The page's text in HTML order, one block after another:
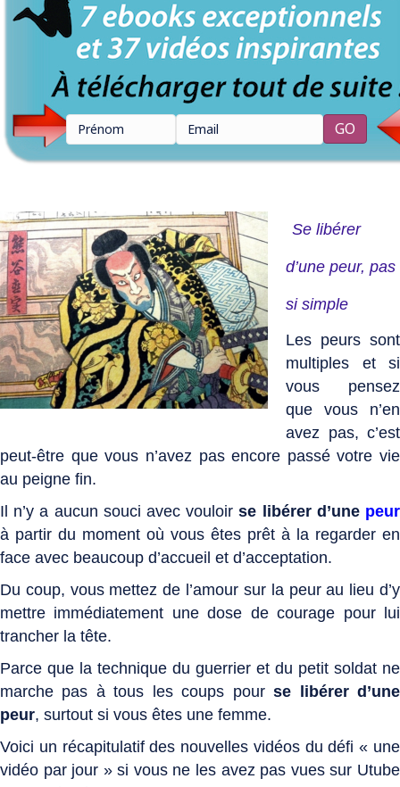
Se libérer
d’une peur, pas
si simple
Les peurs sont
multiples et si
vous pensez
que vous n’en
avez pas, c’est
peut-être que vous n’avez pas encore passé votre vie
au peigne fin.
Il n’y a aucun souci avec vouloirse libérer d’une peur
à partir du moment où vous êtes prêt à la regarder en
face avec beaucoup d’accueil et d’acceptation.
Du coup, vous mettez de l’amour sur la peur au lieu d’y
mettre immédiatement une dose de courage pour lui
trancher la tête.
Parce que la technique du guerrier et du petit soldat ne
marche pas à tous les coups pourse libérer d’une
peur, surtout si vous êtes une femme.
Voici un récapitulatif des nouvelles vidéos du défi « une
vidéo par jour » si vous ne les avez pas vues sur Utube